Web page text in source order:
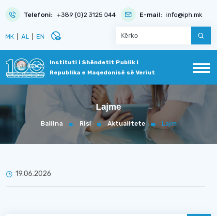
Telefoni: +389 (0)2 3125 044 E-mail: info@iph.mk
МК AL EN disabled_visible
Instituti i Shëndetit Publik i
Republika e Maqedonisë së Veriut
Lajme
Ballina Risi Aktualitete Lajm
19.06.2026